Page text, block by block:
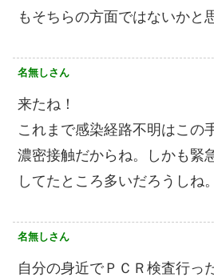
もそちらの方面ではないかと
名無しさん
来たね！
これまで感染経路不明はこの
濃密接触だからね。しかも緊
してたところ多いだろうしね。
名無しさん
自分の身近でＰＣＲ検査行っ